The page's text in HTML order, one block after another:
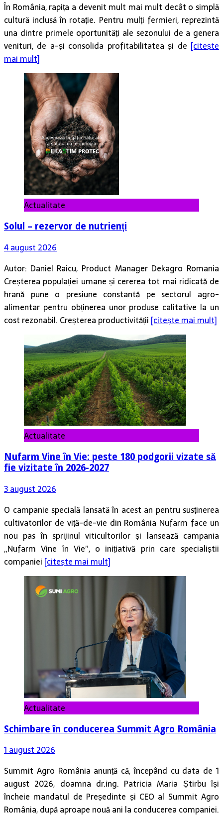
În România, rapița a devenit mult mai mult decât o simplă
cultură inclusă în rotație. Pentru mulți fermieri, reprezintă
una dintre primele oportunități ale sezonului de a genera
venituri, de a-și consolida profitabilitatea și de [citește
mai mult]
Actualitate
Solul – rezervor de nutrienți
4 august 2026
Autor: Daniel Raicu, Product Manager Dekagro Romania
Creșterea populației umane și cererea tot mai ridicată de
hrană pune o presiune constantă pe sectorul agro-
alimentar pentru obținerea unor produse calitative la un
cost rezonabil. Creșterea productivității [citește mai mult]
Actualitate
Nufarm Vine în Vie: peste 180 podgorii vizate să
fie vizitate în 2026-2027
3 august 2026
O campanie specială lansată în acest an pentru susținerea
cultivatorilor de viță-de-vie din România Nufarm face un
nou pas în sprijinul viticultorilor și lansează campania
„Nufarm Vine în Vie”, o inițiativă prin care specialiștii
companiei [citește mai mult]
Actualitate
Schimbare în conducerea Summit Agro România
1 august 2026
Summit Agro România anunță că, începând cu data de 1
august 2026, doamna dr.ing. Patricia Maria Știrbu își
încheie mandatul de Președinte și CEO al Summit Agro
România, după aproape nouă ani la conducerea companiei.